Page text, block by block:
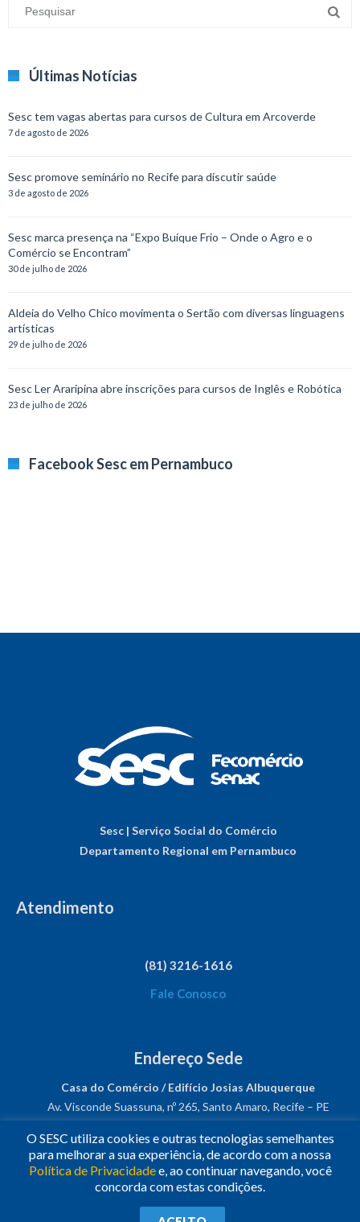
Últimas Notícias
Sesc tem vagas abertas para cursos de Cultura em Arcoverde
7 de agosto de 2026
Sesc promove seminário no Recife para discutir saúde
3 de agosto de 2026
Sesc marca presença na “Expo Buíque Frio – Onde o Agro e o
Comércio se Encontram”
30 de julho de 2026
Aldeia do Velho Chico movimenta o Sertão com diversas linguagens
artísticas
29 de julho de 2026
Sesc Ler Araripina abre inscrições para cursos de Inglês e Robótica
23 de julho de 2026
Facebook Sesc em Pernambuco
Sesc | Serviço Social do Comércio
Departamento Regional em Pernambuco
Atendimento
(81) 3216-1616
Fale Conosco
Endereço Sede
Casa do Comércio / Edifício Josias Albuquerque
Av. Visconde Suassuna, nº 265, Santo Amaro, Recife – PE
CNPJ: 03.482.931/0001-61
Siga-nos!
Todos os Direitos Reservados.
O SESC utiliza cookies e outras tecnologias semelhantes
para melhorar a sua experiência, de acordo com a nossa
Política de Privacidadee, ao continuar navegando, você
concorda com estas condições.